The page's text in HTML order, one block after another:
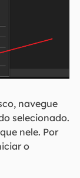
navegue
selecionado.
nele. Por
o